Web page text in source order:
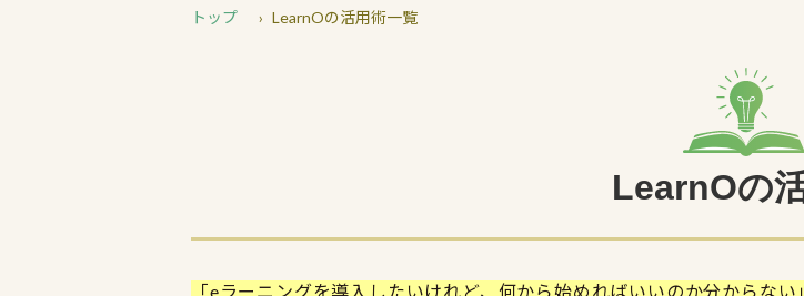
トップ LearnOの活用術一覧
LearnOの
「eラーニングを導入したいけれど、何から始めればいいのか分からない」